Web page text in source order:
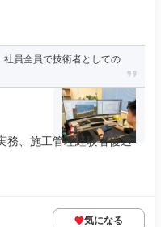
社員全員で技術者としての
務、施工管理経験者優遇
気になる